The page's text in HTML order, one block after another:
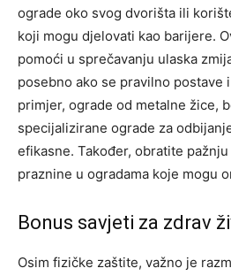
ograde oko svog dvorišta ili
koji mogu djelovati kao barijere.
pomoći u sprečavanju ulaska
posebno ako se pravilno postave
primjer, ograde od metalne žice,
specijalizirane ograde za
efikasne. Također, obratite
praznine u ogradama koje mogu
Bonus savjeti za zdrav
Osim fizičke zaštite, važno je